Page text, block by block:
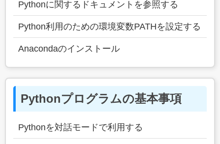
Pythonに関するドキュメントを参照する
Python利用のための環境変数PATHを設定する
Anacondaのインストール
Pythonプログラムの基本事項
Pythonを対話モードで利用する